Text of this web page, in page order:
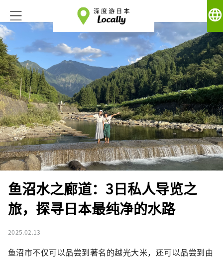
language
鱼沼水之廊道：3日私人导览之
旅，探寻日本最纯净的水路
2025.02.13
鱼沼市不仅可以品尝到著名的越光大米，还可以品尝到由